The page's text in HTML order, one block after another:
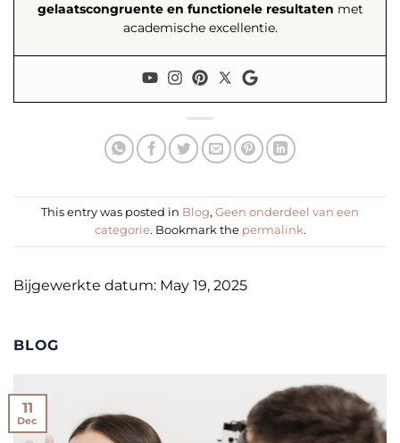
gelaatscongruente en functionele resultaten met
academische excellentie.
This entry was posted in Blog, Geen onderdeel van een
categorie. Bookmark the permalink.
Bijgewerkte datum: May 19, 2025
BLOG
11
Dec